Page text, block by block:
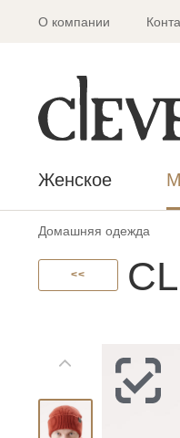
О компании
Женское
Домашняя одежда
<<